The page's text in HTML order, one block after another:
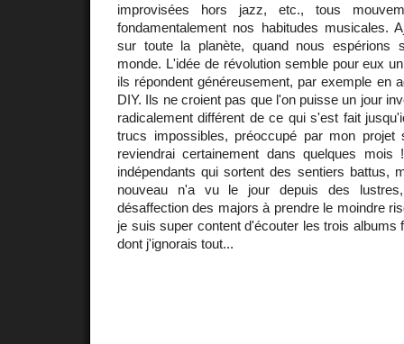
improvisées hors jazz, etc., tous
fondamentalement nos habitudes musicales.
sur toute la planète, quand nous espérions
monde. L'idée de révolution semble pour eux
ils répondent généreusement, par exemple en
DIY. Ils ne croient pas que l'on puisse un jour
radicalement différent de ce qui s'est fait
trucs impossibles, préoccupé par mon projet
reviendrai certainement dans quelques
indépendants qui sortent des sentiers battus,
nouveau n'a vu le jour depuis des
désaffection des majors à prendre le moindre
je suis super content d'écouter les trois albums
dont j'ignorais tout...